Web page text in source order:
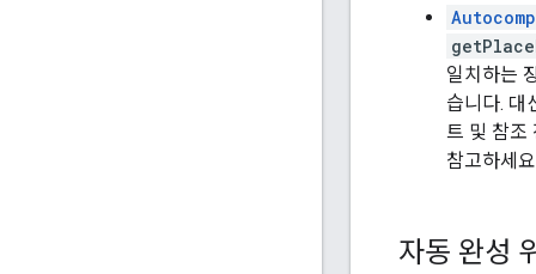
일치하는
습니다. 대
트 및 참조
참고하세
자동 완성